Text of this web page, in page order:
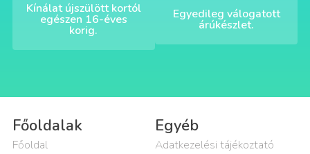
Kínálat újszülött kortól
egészen 16-éves
korig.
Egyedileg válogatott
árúkészlet.
Főoldalak
Főoldal
Egyéb
Adatkezelési tájékoztató